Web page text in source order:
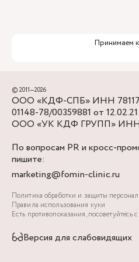
переулка. Вход на
между ЖК и магазином
домофоне код, который
затем пройти прямо
будет слева.Территория
ваш визит к специалистам
Если заблудитесь, вы
нам, и мы вам поможем
Принимаем
© 2011—2026
ООО «КДФ-СПБ» ИНН
01148-78/00359881 от 12.02.21
ООО «УК КДФ ГРУПП» ИНН
По вопросам PR и кросс-
пишите:
marketing@fomin-clinic.ru
Политика обработки и защиты
Правила использования куки
Есть противопоказания, посоветуйтесь
Версия для слабовидящих